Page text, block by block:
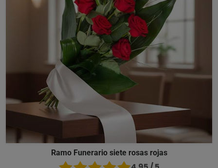
Ramo Funerario siete rosas rojas